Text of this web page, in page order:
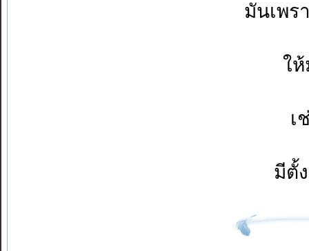
มันเพร
ใ
เ
มีตั้